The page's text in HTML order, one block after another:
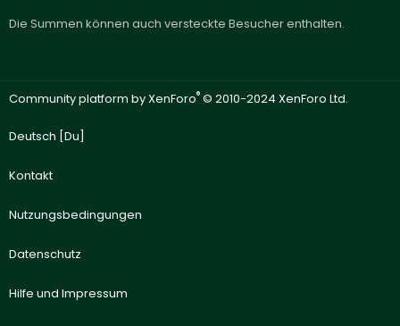
Die Summen können auch versteckte Besucher enthalten.
Community platform by XenForo® © 2010-2024 XenForo Ltd.
Deutsch [Du]
Kontakt
Nutzungsbedingungen
Datenschutz
Hilfe und Impressum